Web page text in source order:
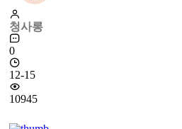
청사롱
0
12-15
10945